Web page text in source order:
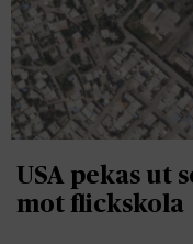
USA pekas ut
mot flickskola